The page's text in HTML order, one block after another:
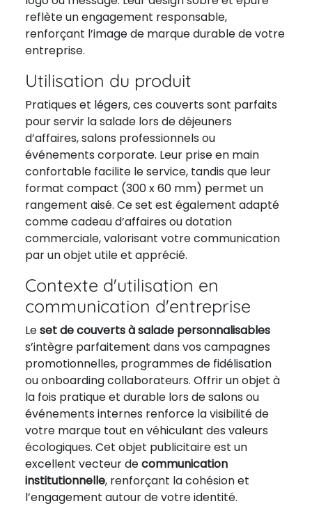
reflète un engagement responsable,
renforçant l’image de marque durable de votre
entreprise.
Utilisation du produit
Pratiques et légers, ces couverts sont parfaits
pour servir la salade lors de déjeuners
d’affaires, salons professionnels ou
événements corporate. Leur prise en main
confortable facilite le service, tandis que leur
format compact (300 x 60 mm) permet un
rangement aisé. Ce set est également adapté
comme cadeau d’affaires ou dotation
commerciale, valorisant votre communication
par un objet utile et apprécié.
Contexte d'utilisation en
communication d'entreprise
Leset de couverts à salade personnalisables
s’intègre parfaitement dans vos campagnes
promotionnelles, programmes de fidélisation
ou onboarding collaborateurs. Offrir un objet à
la fois pratique et durable lors de salons ou
événements internes renforce la visibilité de
votre marque tout en véhiculant des valeurs
écologiques. Cet objet publicitaire est un
excellent vecteur decommunication
institutionnelle, renforçant la cohésion et
l’engagement autour de votre identité.